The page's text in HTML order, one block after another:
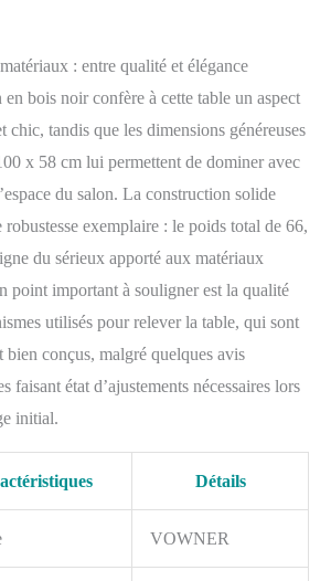
qualité, meilleur que le
traditionnel pour
soulever la table sans
effort et sans bruit. La
construction en bois et
les matériaux
sélectionnés
durabilité et la stabilité
de la table, qui ne
tremblera pas.
CAPACITÉ] :
39.4''Wx39.4''D Le
pour travailler ou
manger, avec un
un tiroir. Taille fermée
: 39.4 "x 19.7 "x17.3'',
: entre qualité et élégance
bois noir confère à cette table un aspect
chic, tandis que les dimensions généreuses
x 58 cm lui permettent de dominer avec
du salon. La construction solide
robustesse exemplaire : le poids total de 66,
du sérieux apporté aux matériaux
point important à souligner est la qualité
utilisés pour relever la table, qui sont
bien conçus, malgré quelques avis
faisant état d’ajustements nécessaires lors
initial.
Détails
VOWNER